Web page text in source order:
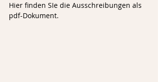
Hier finden SIe die Ausschreibungen als
pdf-Dokument.